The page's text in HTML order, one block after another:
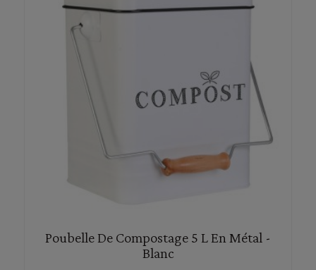
Poubelle De Compostage 5 L En Métal -
Blanc